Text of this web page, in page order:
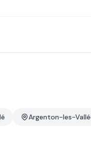
Argenton-les-